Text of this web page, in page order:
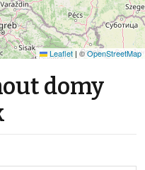
Leaflet | ©OpenStreetMap
domy